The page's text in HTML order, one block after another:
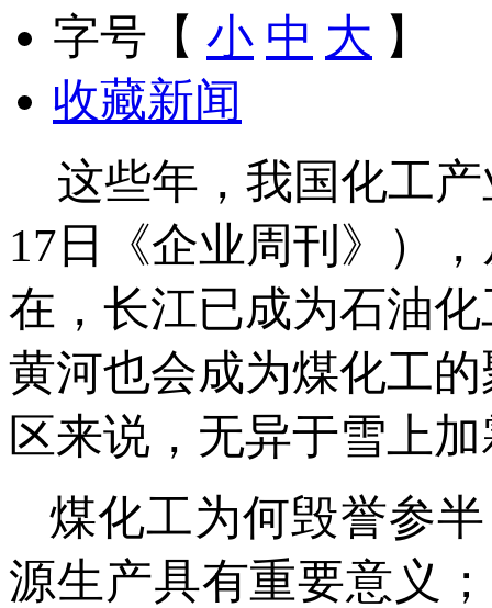
字号【 小 中 大 】
收藏新闻
这些年，我国化工产
17日《企业周刊》）
在，长江已成为石油
黄河也会成为煤化工
区来说，无异于雪上
煤化工为何毁誉参
源生产具有重要意义